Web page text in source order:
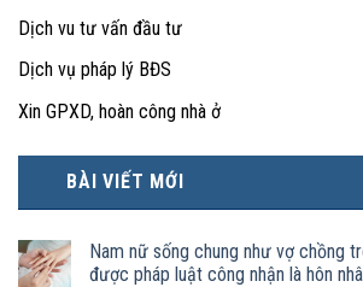
Dịch vu tư vấn đầu tư
Dịch vụ pháp lý BĐS
Xin GPXD, hoàn công nhà ở
BÀI VIẾT MỚI
Nam nữ sống chung như vợ chồng
được pháp luật công nhận là hôn